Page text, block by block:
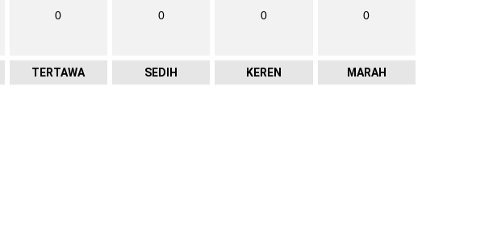
0
TERTAWA
0
SEDIH
0
KEREN
0
MARAH